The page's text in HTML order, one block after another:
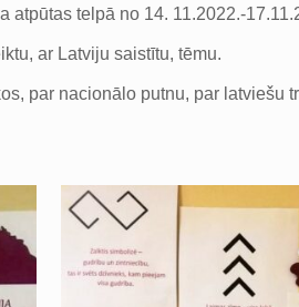
telpā no 14. 11.2022.-
ar Latviju saistītu, tēmu.
par nacionālo putnu, par